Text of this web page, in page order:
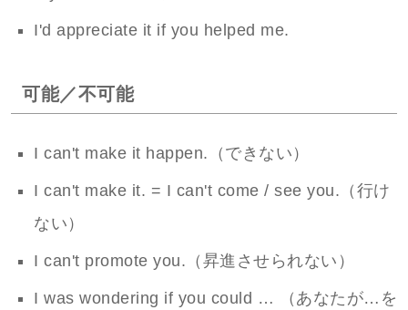
I'd appreciate it if you helped me.
可能／不可能
I can't make it happen.（できない）
I can't make it. = I can't come / see you.（行け
ない）
I can't promote you.（昇進させられない）
I was wondering if you could … （あなたが…を